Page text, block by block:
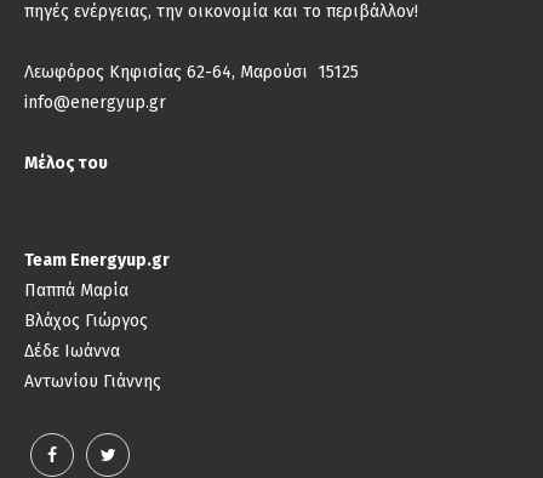
πηγές ενέργειας, την οικονομία και το περιβάλλον!
Λεωφόρος Κηφισίας 62-64, Μαρούσι 15125
info@energyup.gr
Μέλος του
Team Energyup.gr
Παππά Μαρία
Βλάχος Γιώργος
Δέδε Ιωάννα
Αντωνίου Γιάννης